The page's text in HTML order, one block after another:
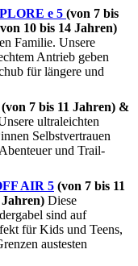
e 5 (von 7 bis
10 bis 14 Jahren)
Familie. Unsere
Antrieb geben
für längere und
(von 7 bis 11 Jahren) &
ultraleichten
Selbstvertrauen
und Trail-
AIR 5 (von 7 bis 11
Jahren) Diese
sind auf
für Kids und Teens,
austesten